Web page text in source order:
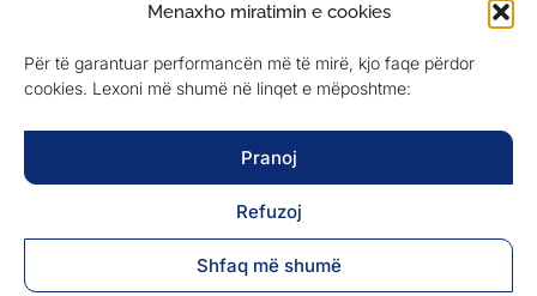
Menaxho miratimin e cookies
Për të garantuar performancën më të mirë, kjo faqe përdor
cookies. Lexoni më shumë në linqet e mëposhtme:
Pranoj
Refuzoj
Shfaq më shumë
Evente
Anëtarët
Newsletter